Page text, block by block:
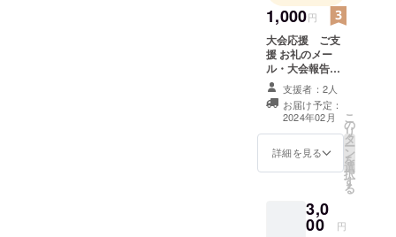
1,000円
大会応援 ご支
援 お礼のメー
ル・大会報告を
お送りさせてい
ただきます。
支援者：2人
お届け予定：
2024年02月
詳細を見る
こ
の
リ
タ
ー
ン
を
選
択
す
る
3,0
00 円